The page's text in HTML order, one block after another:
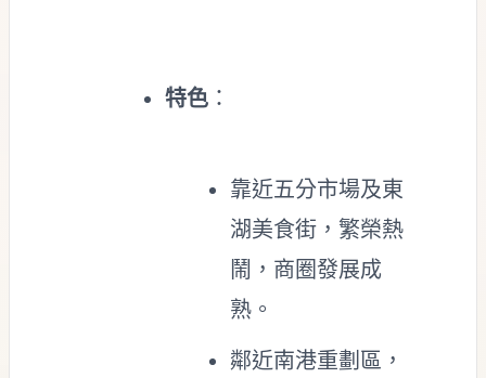
特色 ：
靠近五分市場及東
湖美食街，繁榮熱
鬧，商圈發展成
熟。
鄰近南港重劃區，